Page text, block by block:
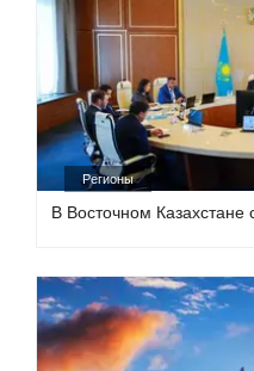
Регионы
В Восточном Казахстане